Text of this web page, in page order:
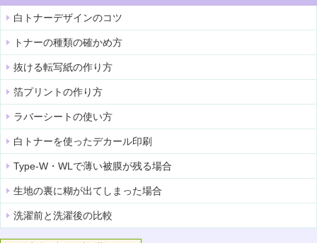
白トナーデザインのコツ
トナーの種類の確かめ方
抜ける転写紙の作り方
箔プリントの作り方
ラバーシートの使い方
白トナーを使ったデカール印刷
Type-W・WLで薄い被膜が残る場合
生地の裏に糊が出てしまった場合
洗濯前と洗濯後の比較